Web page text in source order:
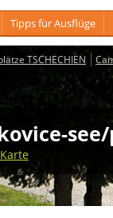
Tipps für Ausflüge
TSCHECHIEN